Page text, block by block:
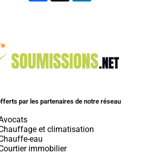
par les partenaires de notre réseau
et climatisation
eau
immobilier